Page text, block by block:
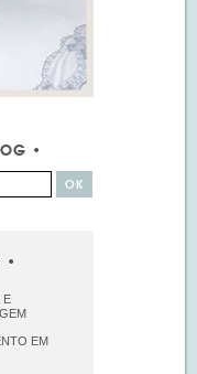
E
EM